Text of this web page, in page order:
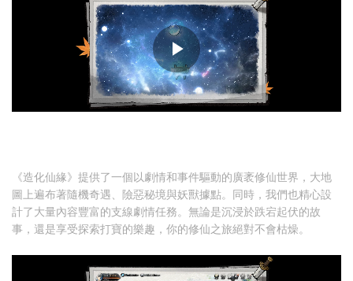
《造化仙緣》提供了一個以劇情和事件驅動的廣袤修仙世界，大地
圖上遍布著隨機奇遇、險惡秘境與妖獸據點。同時，我們也精心設
計了大量內容豐富的支線劇情任務。無論是沉浸於跌宕起伏的故
事，還是享受探索打寶的樂趣，你的修仙之旅絕對不會枯燥。